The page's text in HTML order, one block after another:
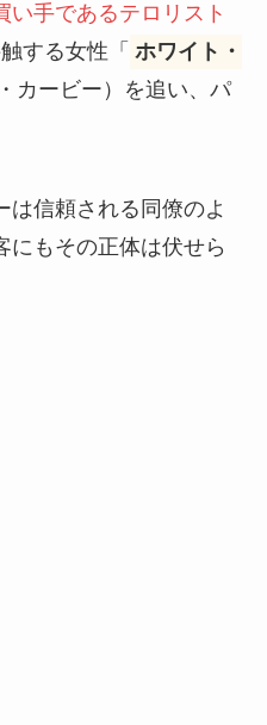
い手であるテロリスト
する女性「 ホワイト・
カービー）を追い、パ
は信頼される同僚のよ
にもその正体は伏せら